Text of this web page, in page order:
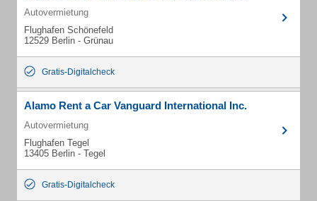
Autovermietung
Flughafen Schönefeld
12529 Berlin - Grünau
Gratis-Digitalcheck
Alamo Rent a Car Vanguard International Inc.
Autovermietung
Flughafen Tegel
13405 Berlin - Tegel
Gratis-Digitalcheck